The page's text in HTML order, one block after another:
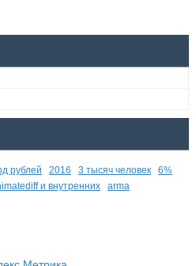
рублей 2016 3 тысяч человек
6%
и внутренних arma